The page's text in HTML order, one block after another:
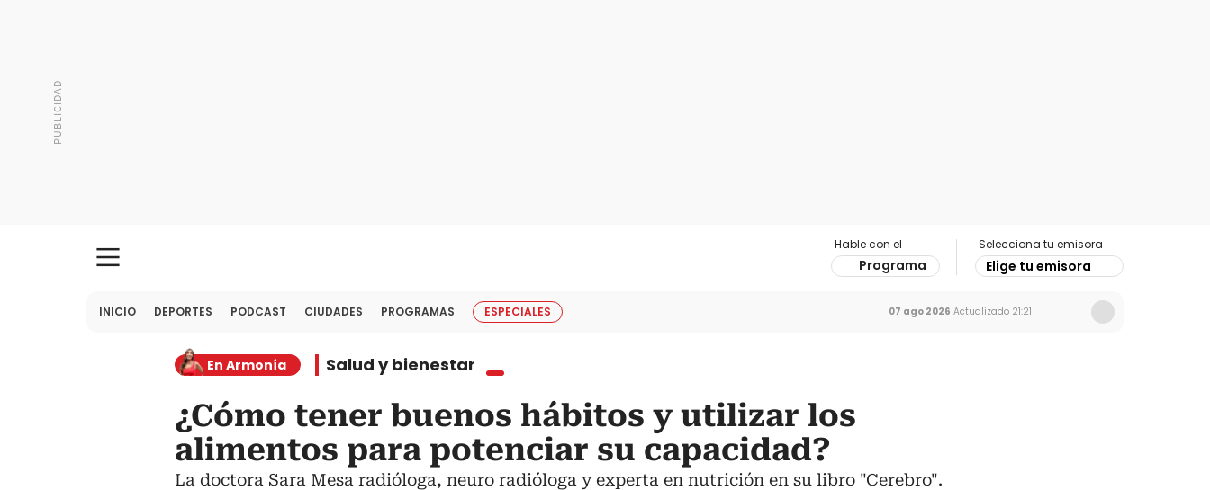
Hable con el
Programa
Selecciona tu emisora
Elige tu emisora
INICIO DEPORTES PODCAST CIUDADES PROGRAMAS ESPECIALES 07 ago 2026 Actualizado 21:21
En Armonía Salud y bienestar
¿Cómo tener buenos hábitos y utilizar los
alimentos para potenciar su capacidad?
La doctora Sara Mesa radióloga, neuro radióloga y experta en nutrición en su libro "Cerebro".